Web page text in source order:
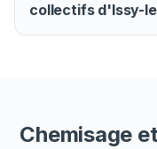
collectifs d'Issy-
Chemisage